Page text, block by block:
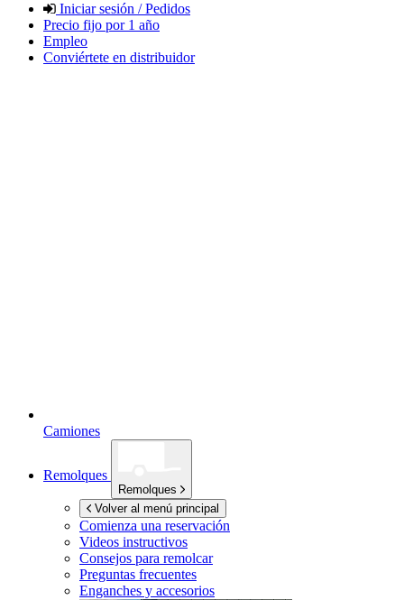
Iniciar sesión / Pedidos
Precio fijo por 1 año
Empleo
Conviértete en distribuidor
Camiones
Remolques
Remolques
Volver al menú principal
Comienza una reservación
Videos instructivos
Consejos para remolcar
Preguntas frecuentes
Enganches y accesorios